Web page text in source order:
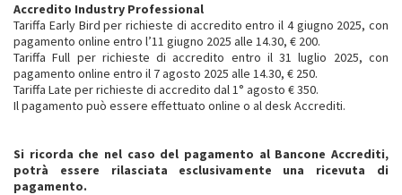
Accredito Industry Professional
Tariffa Early Bird per richieste di accredito entro il 4 giugno 2025, con
pagamento online entro l’11 giugno 2025 alle 14.30, € 200.
Tariffa Full per richieste di accredito entro il 31 luglio 2025, con
pagamento online entro il 7 agosto 2025 alle 14.30, € 250.
Tariffa Late per richieste di accredito dal 1° agosto € 350.
Il pagamento può essere effettuato online o al desk Accrediti.
Si ricorda che nel caso del pagamento al Bancone Accrediti,
potrà essere rilasciata esclusivamente una ricevuta di
pagamento.